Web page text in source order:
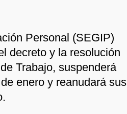
Personal (SEGIP)
decreto y la resolución
Trabajo, suspenderá
enero y reanudará sus